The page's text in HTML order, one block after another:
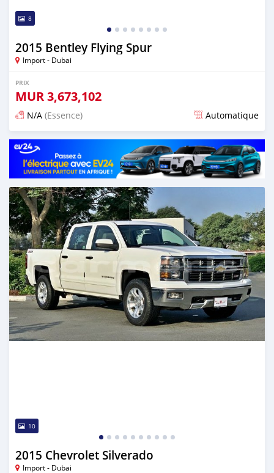
8
2015 Bentley Flying Spur
Import - Dubai
PRIX
MUR3,673,102
N/A (Essence) Automatique
Publié il y a presque 6 ans
10
2015 Chevrolet Silverado
Import - Dubai